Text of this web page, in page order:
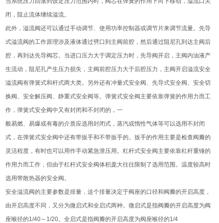
闭，阻止流体继续溢流。
此外，溢流阀还可以通过手动调节、使用功率控制器或调节片来调节流量。先导
式溢流阀的工作原理涉及液体通过劈口到主阀前腔，然后通过阻尼孔到达主阀后
腔，再到达先导阀芯。当进口压力大于调定压力时，先导阀开启，主阀内油液产
生流动，阻尼孔产生压力损失，主阀前腔压力大于后腔压力，主阀开启溢流安全
溢流阀有弹簧式和杆式两大类。另外还有冲量式安全阀、先导式安全阀、安全切
换阀、安全解压阀、静重式安全阀等。弹簧式安全阀主要依靠弹簧的作用力而工
作，弹簧式安全阀中又有封闭和不封闭的，一
般易燃、易爆或有毒的介质应选用封闭式，蒸汽或惰性气体等可以选用不封闭
式，在弹簧式安全阀中还有带扳手和不带扳手的。扳手的作用主要是检查阀瓣的
灵活程度，有时也可以用作手动紧急泄压用。杠杆式安全阀主要依靠杠杆重锤的
作用力而工作，但由于杠杆式安全阀体积庞大往往限制了选用范围。温度较高时
选用带散热器的安全阀。
安全溢流阀的主要参数是排量，这个排量决定于阀座的口径和阀瓣的开启高度，
由开启高度不同，又分为微启式和全启式两种。微启式是指阀瓣的开启高度为阀
座喉径的1/40～1/20。全启式是指阀瓣的开启高度为阀座喉径的1/4